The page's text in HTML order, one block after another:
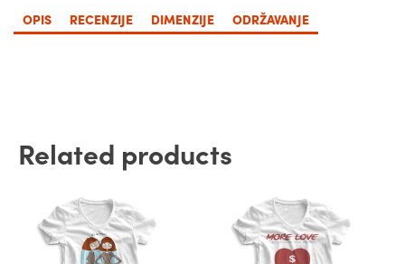
OPIS RECENZIJE DIMENZIJE ODRŽAVANJE
Related products
производ
има
производ
има